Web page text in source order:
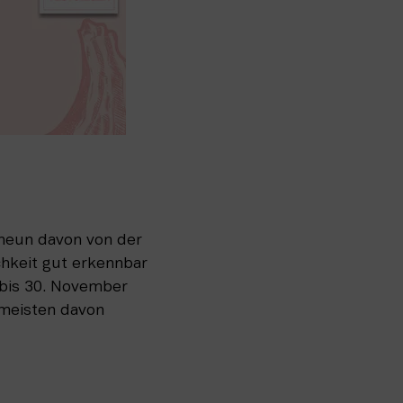
davon von der
gut erkennbar
30. November
davon